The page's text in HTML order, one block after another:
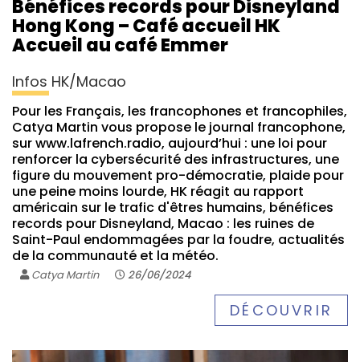
Bénéfices records pour Disneyland
Hong Kong – Café accueil HK
Accueil au café Emmer
Infos HK/Macao
Pour les Français, les francophones et francophiles,
Catya Martin vous propose le journal francophone,
sur www.lafrench.radio, aujourd’hui : une loi pour
renforcer la cybersécurité des infrastructures, une
figure du mouvement pro-démocratie, plaide pour
une peine moins lourde, HK réagit au rapport
américain sur le trafic d'êtres humains, bénéfices
records pour Disneyland, Macao : les ruines de
Saint-Paul endommagées par la foudre, actualités
de la communauté et la météo.
Catya Martin 26/06/2024
DÉCOUVRIR